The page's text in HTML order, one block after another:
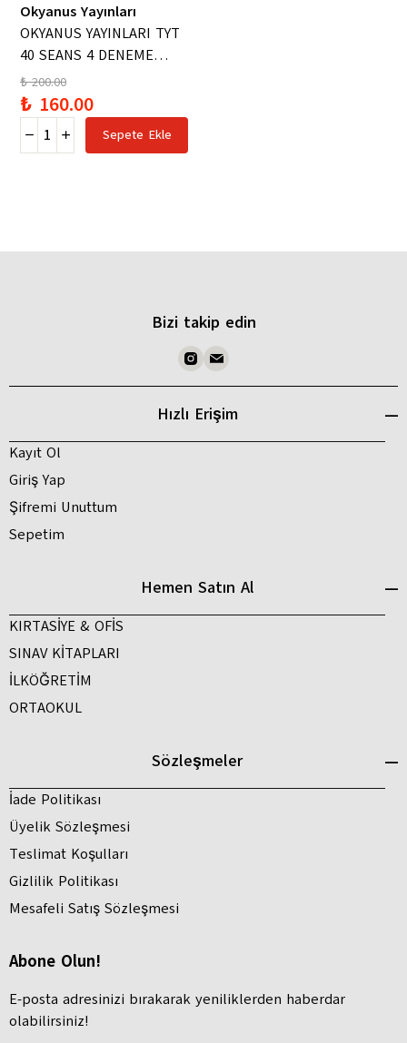
Okyanus Yayınları
OKYANUS YAYINLARI TYT
40 SEANS 4 DENEME
BAŞLANGIÇ SEVİYE
₺ 200.00
₺ 160.00
Sepete Ekle
Bizi takip edin
Hızlı Erişim
Kayıt Ol
Giriş Yap
Şifremi Unuttum
Sepetim
Hemen Satın Al
KIRTASİYE & OFİS
SINAV KİTAPLARI
İLKÖĞRETİM
ORTAOKUL
Sözleşmeler
İade Politikası
Üyelik Sözleşmesi
Teslimat Koşulları
Gizlilik Politikası
Mesafeli Satış Sözleşmesi
Abone Olun!
E-posta adresinizi bırakarak yeniliklerden haberdar
olabilirsiniz!